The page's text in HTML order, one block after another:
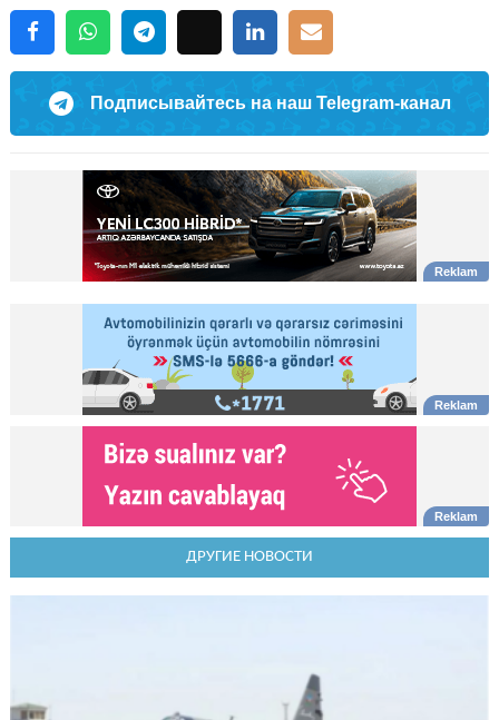
Подписывайтесь на наш Telegram-канал
ДРУГИЕ НОВОСТИ